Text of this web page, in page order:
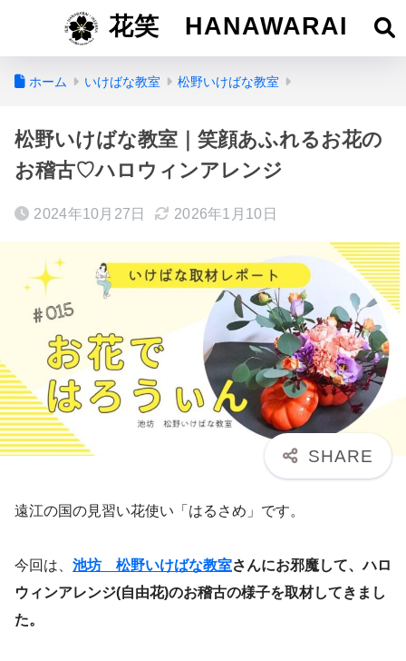
花笑 HANAWARAI
ホーム いけばな教室 松野いけばな教室
松野いけばな教室｜笑顔あふれるお花の
お稽古♡ハロウィンアレンジ
2024年10月27日 2026年1月10日
遠江の国の見習い花使い「はるさめ」です。
今回は、 池坊 松野いけばな教室さんにお邪魔して、ハロ
ウィンアレンジ(自由花)のお稽古の様子を取材してきまし
た。